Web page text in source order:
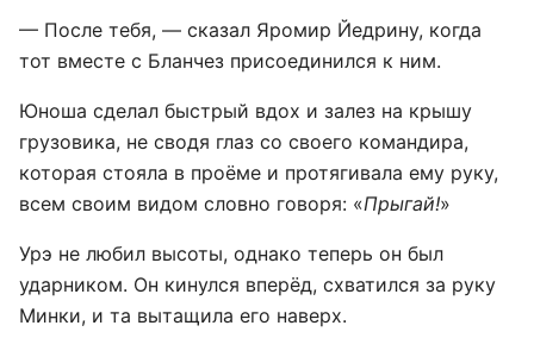
— После тебя, — сказал Яромир Йедрину, когда
тот вместе с Бланчез присоединился к ним.
Юноша сделал быстрый вдох и залез на крышу
грузовика, не сводя глаз со своего командира,
которая стояла в проёме и протягивала ему руку,
всем своим видом словно говоря: «Прыгай!»
Урэ не любил высоты, однако теперь он был
ударником. Он кинулся вперёд, схватился за руку
Минки, и та вытащила его наверх.